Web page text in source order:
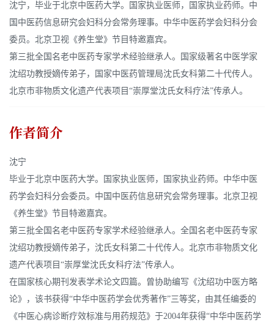
沈宁，毕业于北京中医药大学。国家执业医师，国家执业药师。中
国中医药信息研究会妇科分会常务理事。中华中医药学会妇科分会
委员。北京卫视《养生堂》节目特邀嘉宾。
第三批全国名老中医药专家学术经验继承人。国家级著名中医学家
沈绍功教授嫡传弟子，国家中医药管理局沈氏女科第二十代传人。
北京市非物质文化遗产代表项目“崇厚堂沈氏女科疗法”传承人。
作者简介
沈宁
毕业于北京中医药大学。国家执业医师，国家执业药师。中华中医
药学会妇科分会委员。中国中医药信息研究会常务理事。北京卫视
《养生堂》节目特邀嘉宾。
第三批全国名老中医药专家学术经验继承人。全国名老中医药专家
沈绍功教授嫡传弟子，沈氏女科第二十代传人。北京市非物质文化
遗产代表项目“崇厚堂沈氏女科疗法”传承人。
在国家核心期刊发表学术论文四篇。曾协助编写《沈绍功中医方略
论》，该书获得“中华中医药学会优秀著作”三等奖，由其任编委的
《中医心病诊断疗效标准与用药规范》于2004年获得“中华中医药学